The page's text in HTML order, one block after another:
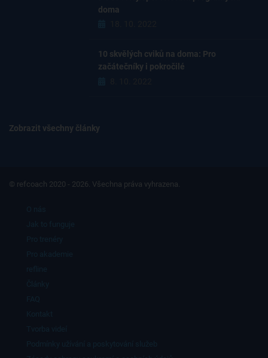
doma
10 skvělých cviků na doma: Pro
začátečníky i pokročilé
Zobrazit všechny články
© refcoach 2020 - 2026. Všechna práva vyhrazena.